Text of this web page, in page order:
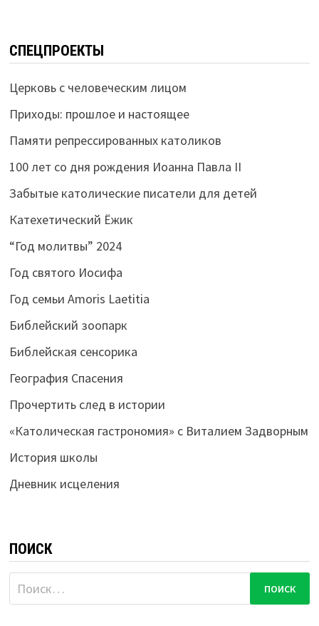
СПЕЦПРОЕКТЫ
Церковь с человеческим лицом
Приходы: прошлое и настоящее
Памяти репрессированных католиков
100 лет со дня рождения Иоанна Павла II
Забытые католические писатели для детей
Катехетический Ёжик
“Год молитвы” 2024
Год святого Иосифа
Год семьи Amoris Laetitia
Библейский зоопарк
Библейская сенсорика
География Спасения
Прочертить след в истории
«Католическая гастрономия» с Виталием Задворным
История школы
Дневник исцеления
ПОИСК
Найти: